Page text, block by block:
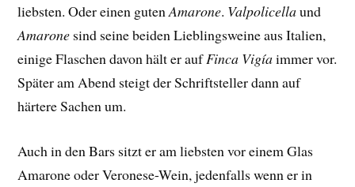
liebsten. Oder einen gutenAmarone. Valpolicellaund
Amarone sind seine beiden Lieblingsweine aus Italien,
einige Flaschen davon hält er aufFinca Vigíaimmer vor.
Später am Abend steigt der Schriftsteller dann auf
härtere Sachen um.
Auch in den Bars sitzt er am liebsten vor einem Glas
Amarone oder Veronese-Wein, jedenfalls wenn er in